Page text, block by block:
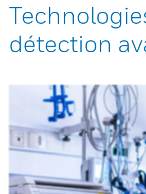
détection